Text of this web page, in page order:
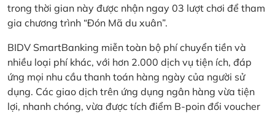
trong thời gian này được nhận ngay 03 lượt chơi để tham
gia chương trình “Đón Mã du xuân”.
BIDV SmartBanking miễn toàn bộ phí chuyển tiền và
nhiều loại phí khác, với hơn 2.000 dịch vụ tiện ích, đáp
ứng mọi nhu cầu thanh toán hàng ngày của người sử
dụng. Các giao dịch trên ứng dụng ngân hàng vừa tiện
lợi, nhanh chóng, vừa được tích điểm B-poin đổi voucher